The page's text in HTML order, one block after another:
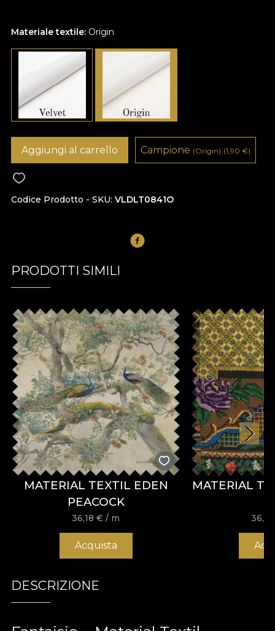
Materiale textile: Origin
Codice Prodotto - SKU VLDLT0841O
Aggiungi al carrello Campione (Origin) (1,90 €)
PRODOTTI SIMILI
MATERIAL TEXTIL EDEN
PEACOCK
36,18€ / m
Acquista
MATERIAL
DESCRIZIONE